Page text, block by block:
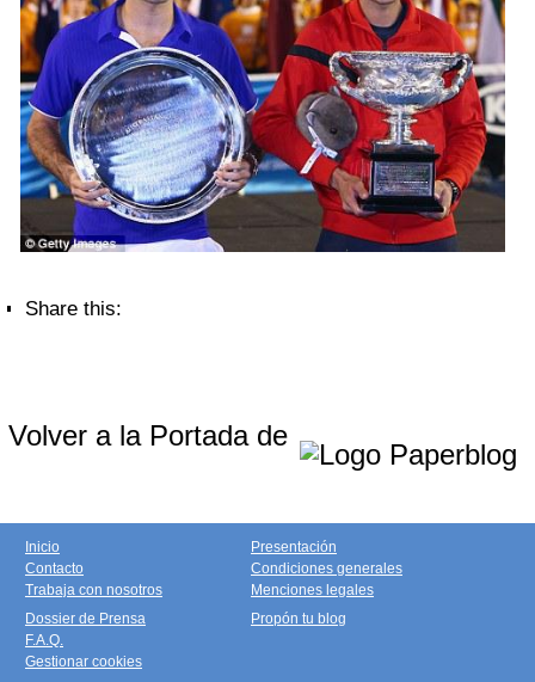
Share this:
Volver a la Portada de
Inicio
Contacto
Trabaja con nosotros
Presentación
Condiciones generales
Menciones legales
Dossier de Prensa
F.A.Q.
Gestionar cookies
Propón tu blog